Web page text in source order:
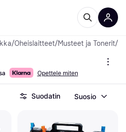
/Oheislaitteet/Musteet ja Tonerit/
Opettele miten
Suodatin Suosio